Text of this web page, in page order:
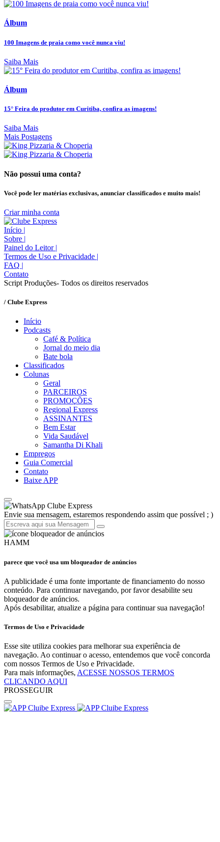
Álbum
100 Imagens de praia como você nunca viu!
Saiba Mais
Álbum
15° Feira do produtor em Curitiba, confira as imagens!
Saiba Mais
Mais Postagens
Não possui uma conta?
Você pode ler matérias exclusivas, anunciar classificados e muito mais!
Criar minha conta
Início |
Sobre |
Painel do Leitor |
Termos de Uso e Privacidade |
FAQ |
Contato
Script Produções- Todos os direitos reservados
/ Clube Express
Início
Podcasts
Café & Política
Jornal do meio dia
Bate bola
Classificados
Colunas
Geral
PARCEIROS
PROMOÇÕES
Regional Express
ASSINANTES
Bem Estar
Vida Saudável
Samantha Di Khali
Empregos
Guia Comercial
Contato
Baixe APP
Clube Express
Envie sua mensagem, estaremos respondendo assim que possível ; )
HAMM
parece que você usa um bloqueador de anúncios
A publicidade é uma fonte importante de financiamento do nosso
conteúdo. Para continuar navegando, por favor desabilite seu
bloqueador de anúncios.
Após desabilitar, atualize a página para continuar sua navegação!
Termos de Uso e Privacidade
Esse site utiliza cookies para melhorar sua experiência de
navegação. Ao continuar o acesso, entendemos que você concorda
com nossos Termos de Uso e Privacidade.
Para mais informações, ACESSE NOSSOS TERMOS
CLICANDO AQUI
PROSSEGUIR